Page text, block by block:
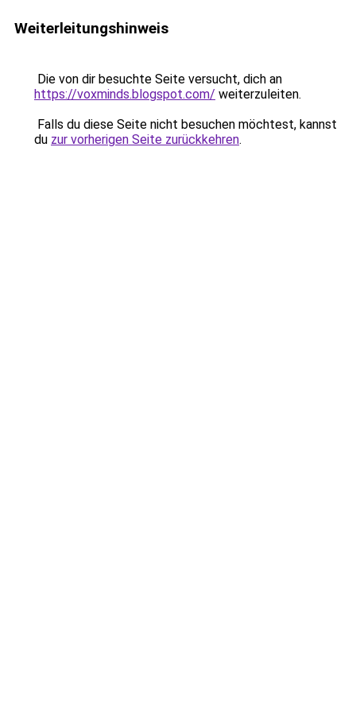
Weiterleitungshinweis
Die von dir besuchte Seite versucht, dich an
https://voxminds.blogspot.com/ weiterzuleiten.
Falls du diese Seite nicht besuchen möchtest, kannst
du zur vorherigen Seite zurückkehren.